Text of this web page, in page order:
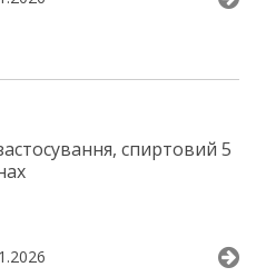
спиртовий 5